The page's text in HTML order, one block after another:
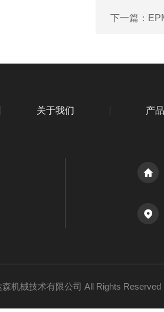
下一篇：
关于我们 产
森机械技术有限公司 All Rights